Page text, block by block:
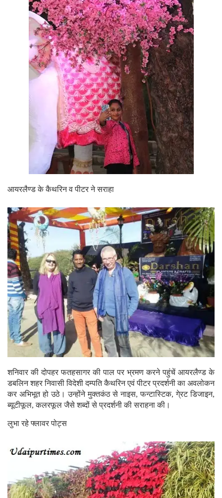
आयरलैण्ड के कैथरिन व पीटर ने सराहा
शनिवार की दोपहर फतहसागर की पाल पर भ्रमण करने पहुंचें आयरलैण्ड के
डबलिन शहर निवासी विदेशी दम्पति कैथरिन एवं पीटर प्रदर्शनी का अवलोकन
कर अभिभूत हो उठे। उन्होंने मुक्तकंठ से नाइस, फन्टास्टिक, गे्रट डिजाइन,
ब्यूटीफूल, कलरफूल जैसे शब्दों से प्रदर्शनी की सराहना की।
लुभा रहे फ्लावर पोट्स